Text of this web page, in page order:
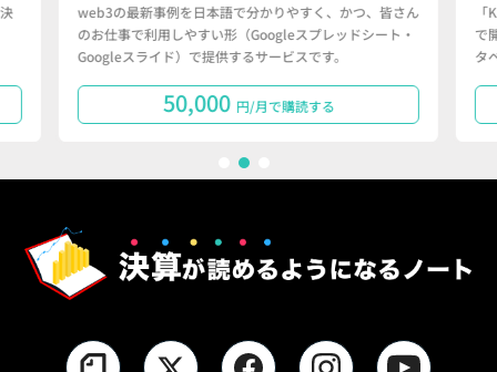
web3の最新事例を日本語で分かりやすく、かつ、皆さん
のお仕事で利用しやすい形（Googleスプレッドシート・
Googleスライド）で提供するサービスです。
50,000 円/月で購読する
で
タ